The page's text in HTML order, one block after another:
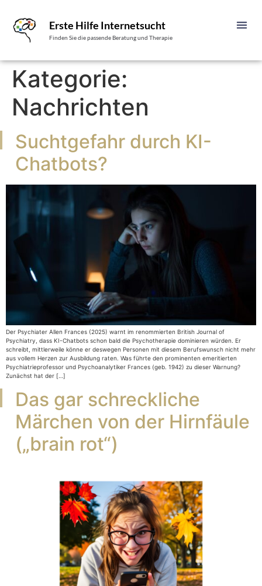
Erste Hilfe Internetsucht
Finden Sie die passende Beratung und Therapie
Kategorie:
Nachrichten
Suchtgefahr durch KI-
Chatbots?
Der Psychiater Allen Frances (2025) warnt im renommierten British Journal of
Psychiatry, dass KI-Chatbots schon bald die Psychotherapie dominieren würden. Er
schreibt, mittlerweile könne er deswegen Personen mit diesem Berufswunsch nicht mehr
aus vollem Herzen zur Ausbildung raten. Was führte den prominenten emeritierten
Psychiatrieprofessor und Psychoanalytiker Frances (geb. 1942) zu dieser Warnung?
Zunächst hat der […]
Das gar schreckliche
Märchen von der Hirnfäule
(„brain rot“)